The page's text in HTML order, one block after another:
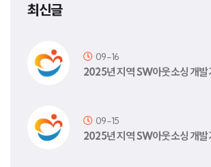
최신글
09-16
2025년 지역 SW아웃소싱 개발
09-15
2025년 지역 SW아웃소싱 개발